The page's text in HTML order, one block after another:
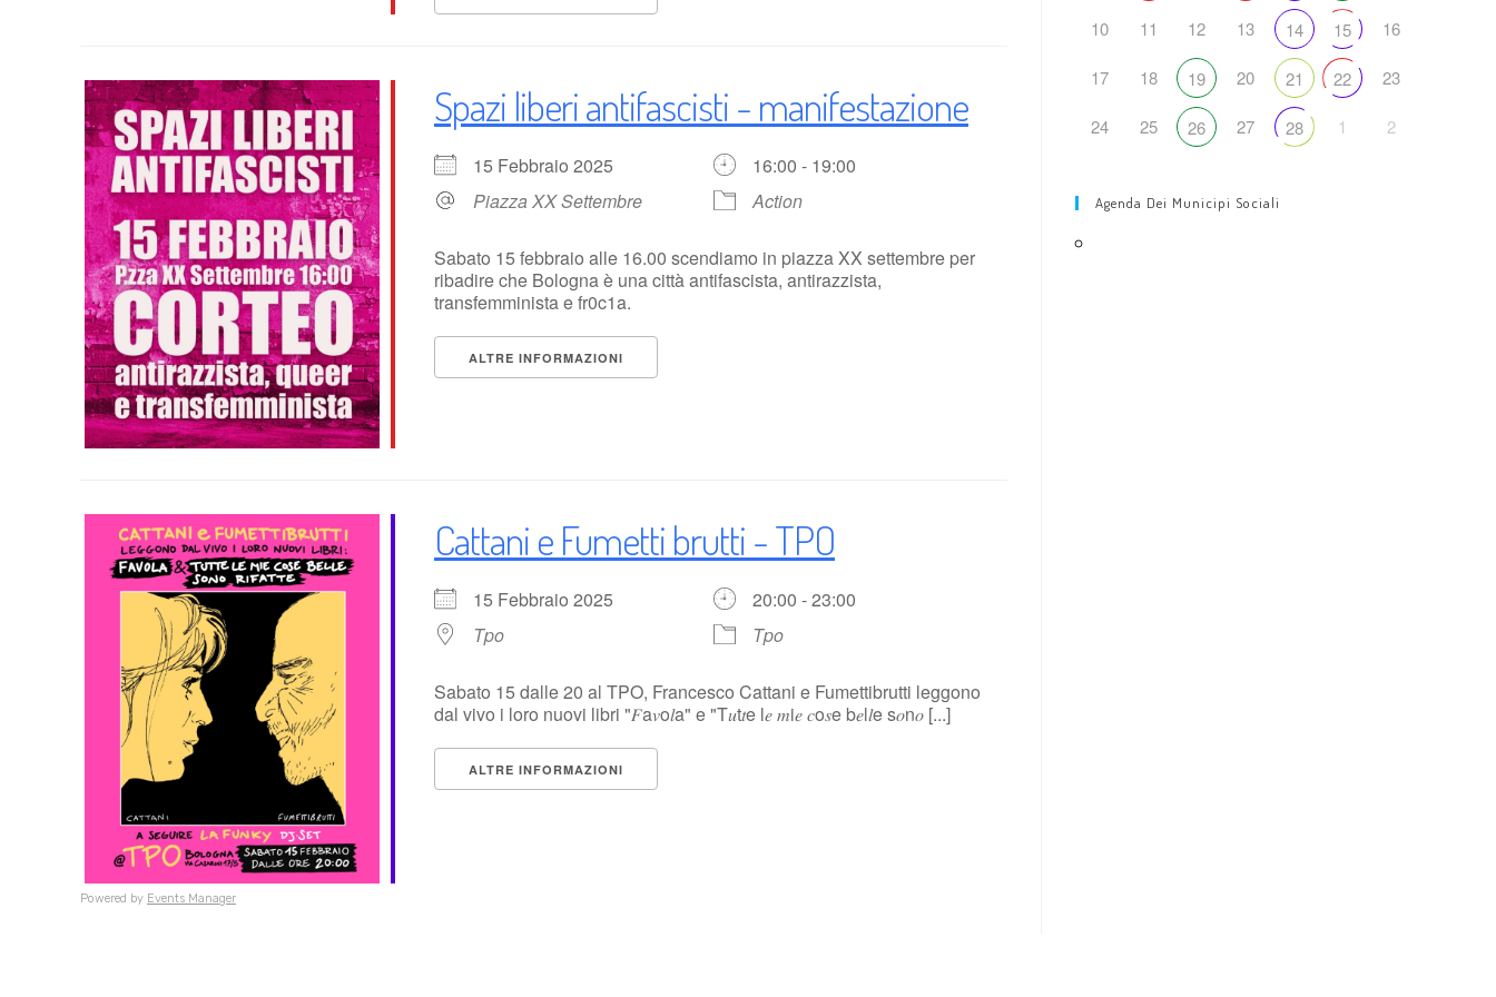
web
Spazi liberi antifascisti - manifestazione
15 Febbraio 2025
16:00 - 19:00
Piazza XX Settembre
Action
Sabato 15 febbraio alle 16.00 scendiamo in piazza XX settembre per
ribadire che Bologna è una città antifascista, antirazzista,
transfemminista e fr0c1a.
ALTRE INFORMAZIONI
Cattani e Fumetti brutti - TPO
15 Febbraio 2025
20:00 - 23:00
Tpo
Tpo
Sabato 15 dalle 20 al TPO, Francesco Cattani e Fumettibrutti leggono
dal vivo i loro nuovi libri "𝐹a𝑣o𝑙a" e "T𝑢t𝑡e l𝑒 𝑚i𝑒 𝑐o𝑠e b𝑒l𝑙e s𝑜n𝑜 [...]
ALTRE INFORMAZIONI
Powered by Events Manager
10 11 12 13 14 15 16
17 18 19 20 21 22 23
24 25 26 27 28 1 2
Agenda Dei Municipi Sociali